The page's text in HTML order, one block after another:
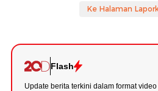
Ke Halaman
Flash
Update berita terkini dalam format video